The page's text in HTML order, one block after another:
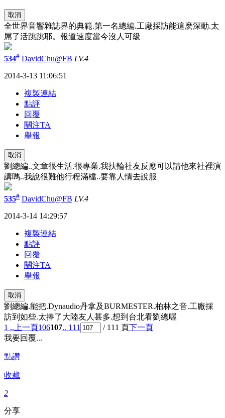
取消
全世界音響雜誌界的典範.第一名總編.工廠採訪能這麽深動.太
屌了活跳跳耶。報道速度當今沒人可級
534# DavidChu@FB LV.4
2014-3-13 11:06:51
複製連結
點評
回覆
關注TA
舉報
取消
劉總編..文章很生活.很專業.我扶輪社友反應可以請他來社裡演
講嗎..我說很難他行程滿檔..要靠人情去說服
535# DavidChu@FB LV.4
2014-3-14 14:29:57
複製連結
點評
回覆
關注TA
舉報
取消
劉總編.能把.Dynaudio丹拿及BURMESTER.柏林之音.工廠採
訪到如些.太捧了大陸友人甚多.想到台北看劉總喔
1 ..上一頁 106107.. 111 / 111 頁
下一頁
我要回覆...
點讚
收藏
2
分享